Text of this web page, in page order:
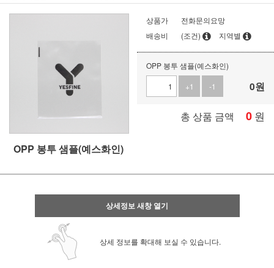
OPP 봉투 샘플(예스화인)
상품가
전화문의요망
배송비
(조건) 지역별
OPP 봉투 샘플(예스화인)
+1
-1 0원
총 상품 금액 0 원
상세정보 새창 열기
상세 정보를 확대해 보실 수 있습니다.